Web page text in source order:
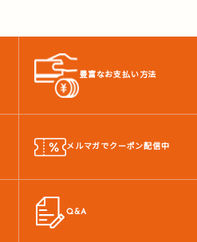
豊富なお支払い方法
メルマガでクーポン配信中
Q&A